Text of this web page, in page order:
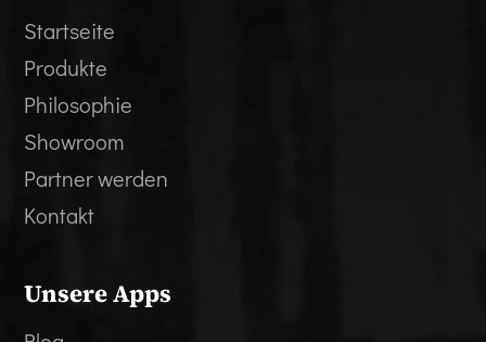
Startseite
Produkte
Philosophie
Showroom
Partner werden
Kontakt
Unsere Apps